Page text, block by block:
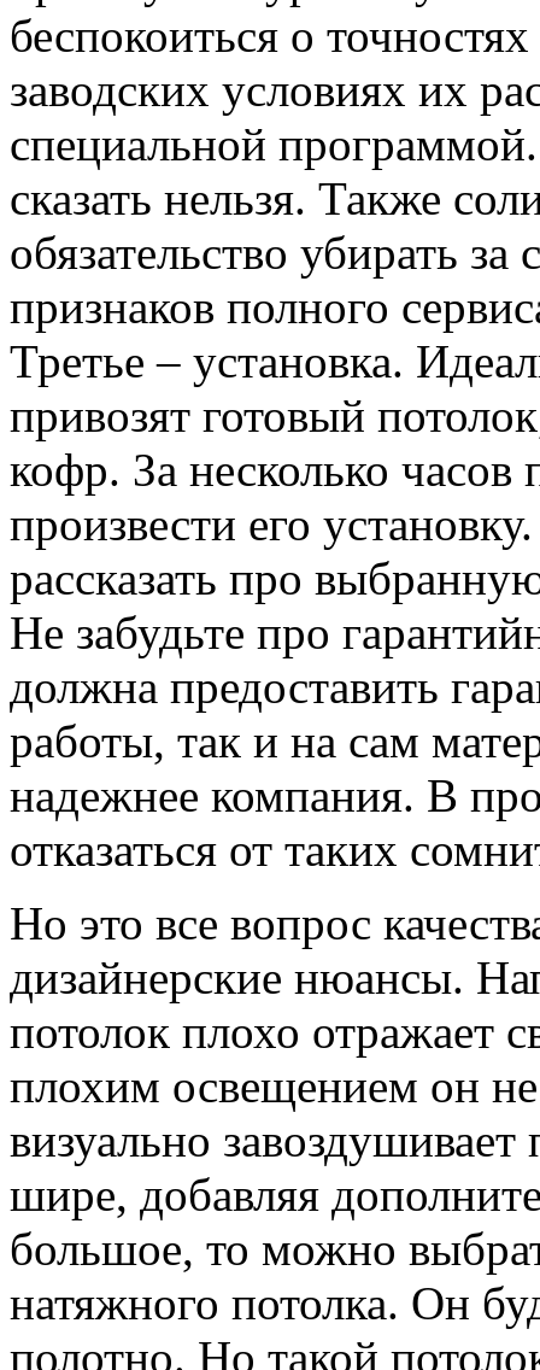
беспокоиться о
заводских условиях их
специальной
сказать нельзя. Также
обязательство убирать
признаков полного
Третье – установка.
привозят готовый
кофр. За несколько
произвести его
рассказать про
Не забудьте про
должна предоставить
работы, так и на сам
надежнее компания. В
отказаться от таких
Но это все вопрос
дизайнерские нюансы.
потолок плохо отражает
плохим освещением он
визуально завоздушивает
шире, добавляя
большое, то можно
натяжного потолка. Он
полотно. Но такой